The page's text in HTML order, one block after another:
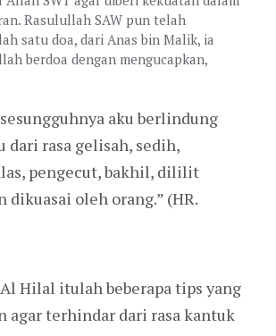
Rasulullah SAW pun telah
satu doa, dari Anas bin Malik, ia
berdoa dengan mengucapkan,
aku berlindung
dari rasa gelisah, sedih,
pengecut, bakhil, dililit
dikuasai oleh orang.” (HR.
Hilal itulah beberapa tips yang
agar terhindar dari rasa kantuk